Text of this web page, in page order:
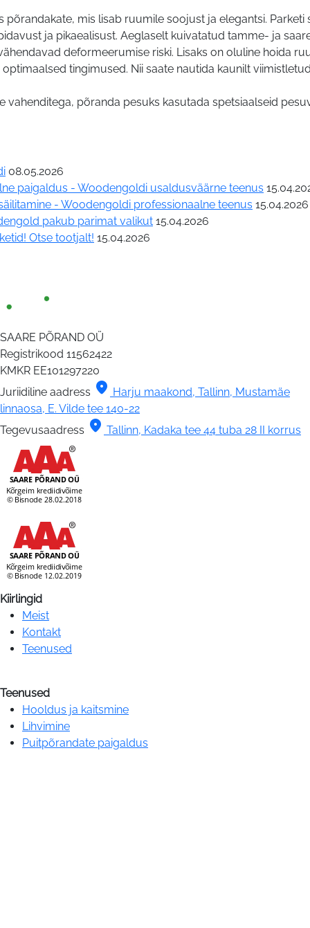
põrandakate, mis lisab ruumile soojust ja elegantsi.
ja pikaealisust. Aeglaselt kuivatatud tamme- ja
deformeerumise riski. Lisaks on oluline hoida
tingimused. Nii saate nautida kaunilt
põranda pesuks kasutada spetsiaalseid
08.05.2026
paigaldus - Woodengoldi usaldusväärne teenus
- Woodengoldi professionaalne teenus 15.04.2026
pakub parimat valikut 15.04.2026
Otse tootjalt! 15.04.2026
SAARE PÕRAND OÜ
Registrikood 11562422
KMKR EE101297220
Juriidiline aadress location_on Harju maakond, Tallinn, Mustamäe
linnaosa, E. Vilde tee 140-22
Tegevusaadress location_on Tallinn, Kadaka tee 44 tuba 28 II korrus
Kiirlingid
Meist
Kontakt
Teenused
Teenused
Hooldus ja kaitsmine
Lihvimine
Puitpõrandate paigaldus